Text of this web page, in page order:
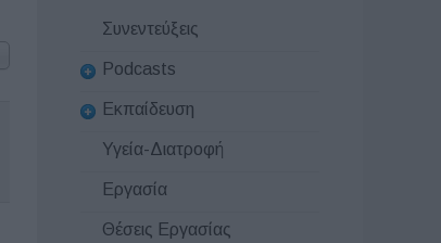
Συνεντεύξεις
Podcasts
Εκπαίδευση
Υγεία-Διατροφή
Εργασία
Θέσεις Εργασίας